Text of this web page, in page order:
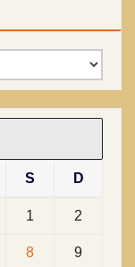
S D
1 2
8 9